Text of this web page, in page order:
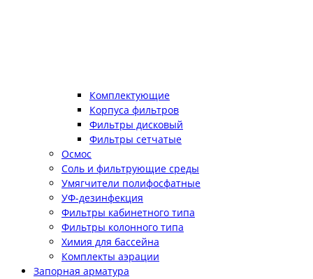
Комплектующие
Корпуса фильтров
Фильтры дисковый
Фильтры сетчатые
Осмос
Соль и фильтрующие среды
Умягчители полифосфатные
УФ-дезинфекция
Фильтры кабинетного типа
Фильтры колонного типа
Химия для бассейна
Комплекты аэрации
Запорная арматура